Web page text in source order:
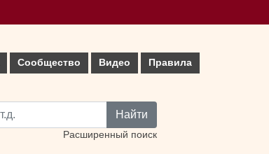
Сообщество Видео Правила
Найти
Расширенный поиск